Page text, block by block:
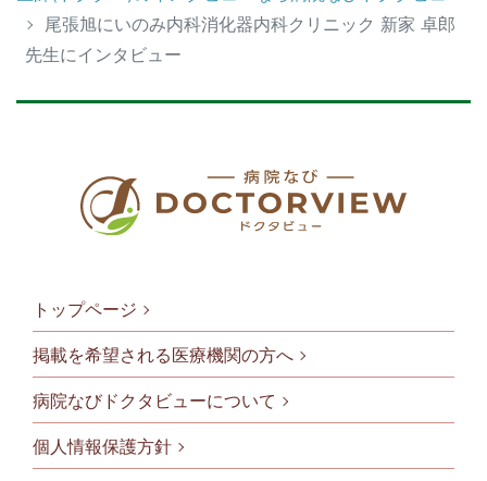
尾張旭にいのみ内科消化器内科クリニック 新家 卓郎
先生にインタビュー
フッタメニ
トップページ
掲載を希望される医療機関の方へ
病院なびドクタビューについて
個人情報保護方針